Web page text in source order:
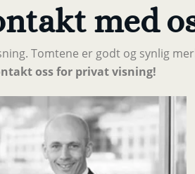
med
Tomtene er godt og synlig
oss for privat visning!